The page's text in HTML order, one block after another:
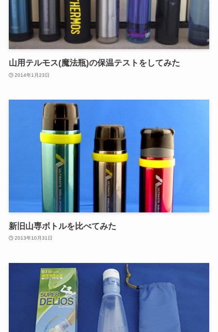
山用テルモス(魔法瓶)の保温テストをしてみた
2014年1月23日
新旧山専ボトルを比べてみた
2013年10月31日